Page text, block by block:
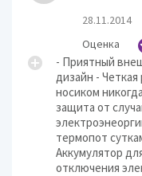
28.11.2014
Оценка
- Приятный
дизайн -
носиком
защита от
термопот
Аккумулятор
отключения